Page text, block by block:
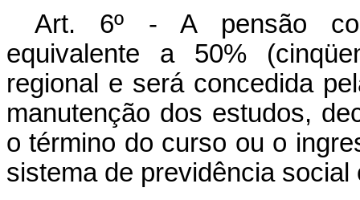
Art. 6º - A pensão
equivalente a 50%
regional e será concedida
manutenção dos estudos,
o término do curso ou o
sistema de previdência social